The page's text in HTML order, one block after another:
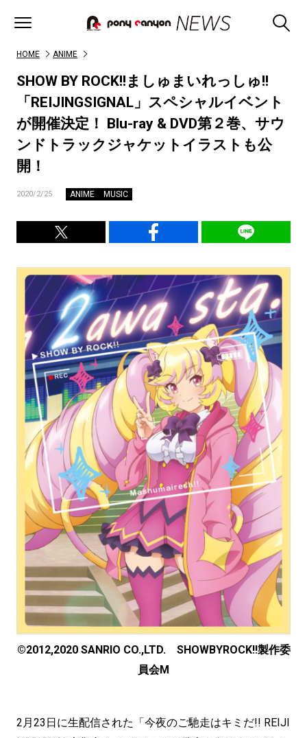
HOME ANIME
SHOW BY ROCK!!ましゅまいれっしゅ!!
「REIJINGSIGNAL」スペシャルイベント
が開催決定！ Blu-ray & DVD第２巻、サウ
ンドトラックジャケットイラストも公
開！
2020/2/25 ANIME MUSIC
©2012,2020 SANRIO CO.,LTD. SHOWBYROCK!!製作委
員会M
2月23日に生配信された「今夜のご馳走はキミだ!! REIJI